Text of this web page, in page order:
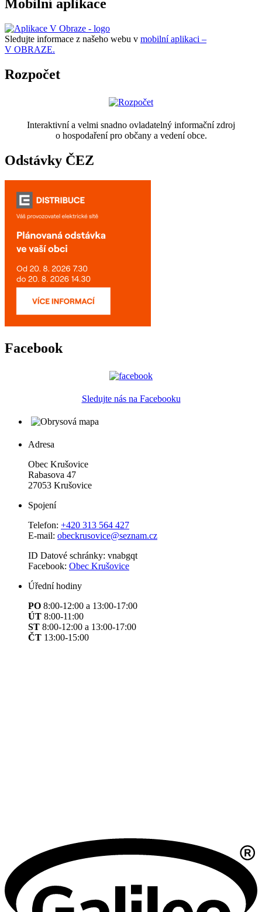
Mobilní aplikace
Sledujte informace z našeho webu v mobilní aplikaci –
V OBRAZE.
Rozpočet
Interaktivní a velmi snadno ovladatelný informační zdroj
o hospodaření pro občany a vedení obce.
Odstávky ČEZ
Facebook
Sledujte nás na Facebooku
Adresa
Obec Krušovice
Rabasova 47
27053 Krušovice
Spojení
Telefon: +420 313 564 427
E-mail: obeckrusovice@seznam.cz
ID Datové schránky: vnabgqt
Facebook: Obec Krušovice
Úřední hodiny
PO 8:00-12:00 a 13:00-17:00
ÚT 8:00-11:00
ST 8:00-12:00 a 13:00-17:00
ČT 13:00-15:00